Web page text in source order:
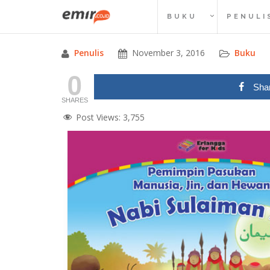
content
BUKU
Penulis November 3, 2016 Buku
0
SHARES
Post Views: 3,755